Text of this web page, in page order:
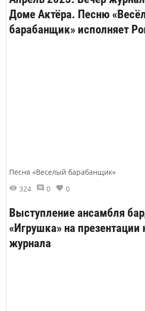
Доме Актёра. Песню
барабанщик» исполняет
Песня «Веселый барабанщик»
324
0 0
Выступление ансамбля
«Игрушка» на презентации
журнала
направлены на
зала для детей. В